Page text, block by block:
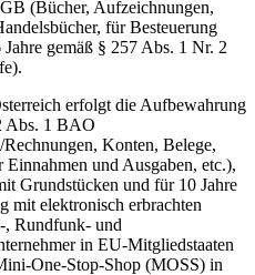
(Bücher, Aufzeichnungen,
für Besteuerung
gemäß § 257 Abs. 1 Nr. 2
erfolgt die Aufbewahrung
Abs. 1 BAO
Konten, Belege,
und Ausgaben, etc.),
Grundstücken und für 10 Jahre
mit elektronisch erbrachten
, Rundfunk- und
in EU-Mitgliedstaaten
One-Stop-Shop (MOSS) in